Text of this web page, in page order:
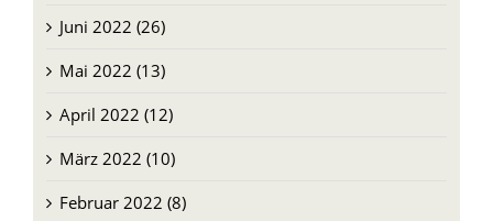
Juni 2022 (26)
Mai 2022 (13)
April 2022 (12)
März 2022 (10)
Februar 2022 (8)